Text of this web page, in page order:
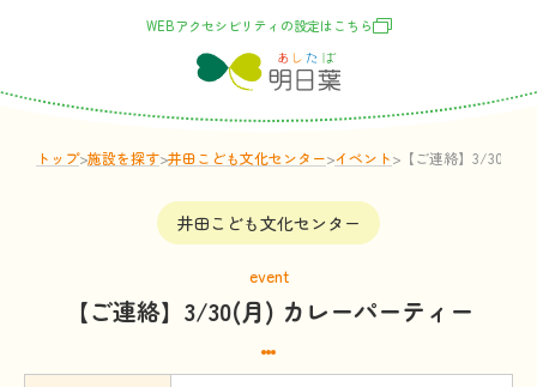
WEBアクセシビリティの設定はこちら
トップ>施設を探す>井田こども文化センター>イベント> 【ご連絡】3/30(月)
井田こども文化センター
event
【ご連絡】3/30(月) カレーパーティー